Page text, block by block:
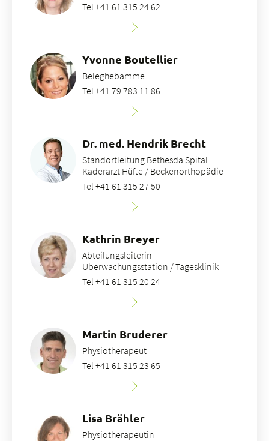
Tel +41 61 315 24 62
Yvonne Boutellier
Beleghebamme
Tel +41 79 783 11 86
Dr. med. Hendrik Brecht
Standortleitung Bethesda Spital
Kaderarzt Hüfte / Beckenorthopädie
Tel +41 61 315 27 50
Kathrin Breyer
Abteilungsleiterin
Überwachungsstation / Tagesklinik
Tel +41 61 315 20 24
Martin Bruderer
Physiotherapeut
Tel +41 61 315 23 65
Lisa Brähler
Physiotherapeutin